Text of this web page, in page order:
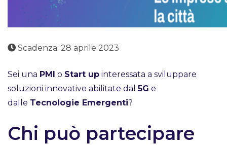
Scadenza: 28 aprile 2023
Sei una PMI o Start up interessata a sviluppare
soluzioni innovative abilitate dal5G e
dalle Tecnologie Emergenti?
Chi può partecipare